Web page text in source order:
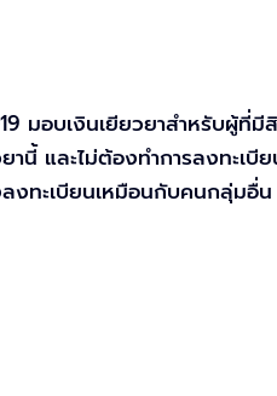
มอบเงินเยียวยาสำหรับผู้ที่
านี้ และไม่ต้องทำการลงทะเ
ทะเบียนเหมือนกับคนกลุ่มอื่น